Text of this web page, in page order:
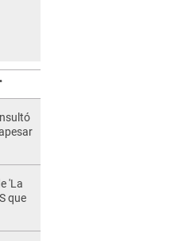
'La
que